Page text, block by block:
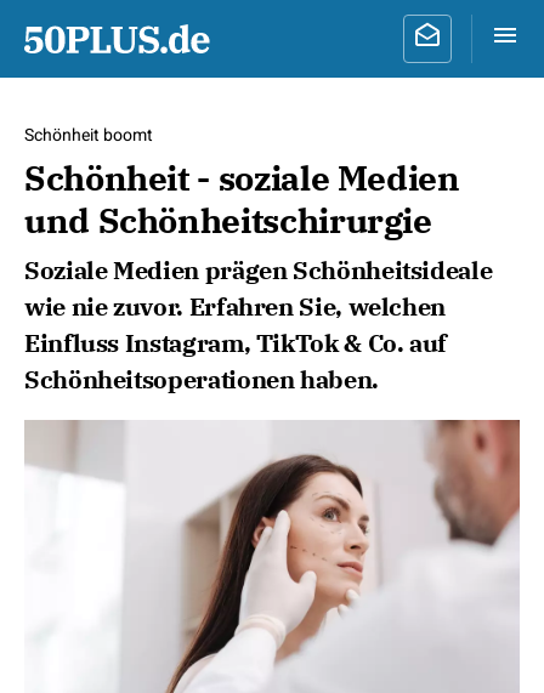
Schönheit boomt
Schönheit - soziale Medien
und Schönheitschirurgie
Soziale Medien prägen Schönheitsideale
wie nie zuvor. Erfahren Sie, welchen
Einfluss Instagram, TikTok & Co. auf
Schönheitsoperationen haben.